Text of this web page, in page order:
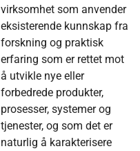
virksomhet som anvender
eksisterende kunnskap fra
forskning og praktisk
erfaring som er rettet mot
å utvikle nye eller
forbedrede produkter,
prosesser, systemer og
tjenester, og som det er
naturlig å karakterisere